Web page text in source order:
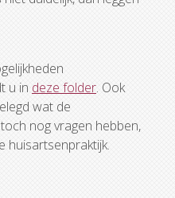
u in deze folder. Ook
wat de
nog vragen hebben,
huisartsenpraktijk.